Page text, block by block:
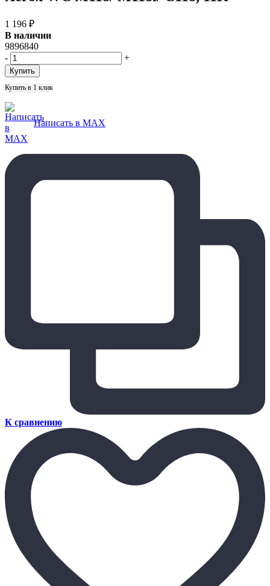
1 196 ₽
В наличии
9896840
-
+
Купить в 1 клик
Написать в MAX
К сравнению